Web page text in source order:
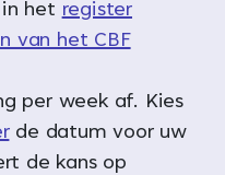
het register
van het CBF
per week af. Kies
de datum voor uw
de kans op